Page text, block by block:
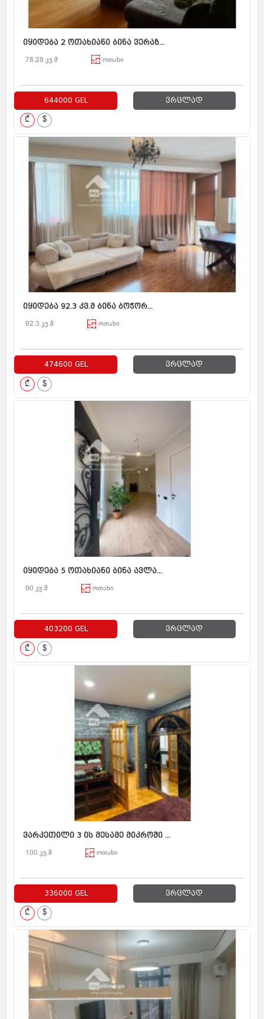
იყიდება 2 ოთახიანი ბინა ვერაზ...
78.28 კვ.მ ოთახი
644000 GEL ვრცლად
₾ $
იყიდება 92.3 კვ.მ ბინა ბოჭორ...
92.3 კვ.მ ოთახი
474600 GEL ვრცლად
₾ $
იყიდება 5 ოთახიანი ბინა ავლა...
90 კვ.მ ოთახი
403200 GEL ვრცლად
₾ $
ვარკეთილი 3 ის მესამე მიკროში ...
100 კვ.მ ოთახი
336000 GEL ვრცლად
₾ $